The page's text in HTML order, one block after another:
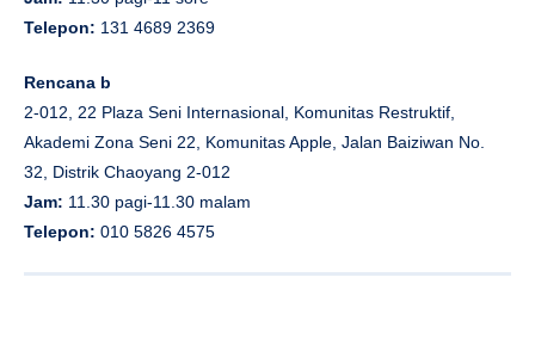
Telepon: 131 4689 2369
Rencana b
2-012, 22 Plaza Seni Internasional, Komunitas Restruktif,
Akademi Zona Seni 22, Komunitas Apple, Jalan Baiziwan No.
32, Distrik Chaoyang 2-012
Jam: 11.30 pagi-11.30 malam
Telepon: 010 5826 4575